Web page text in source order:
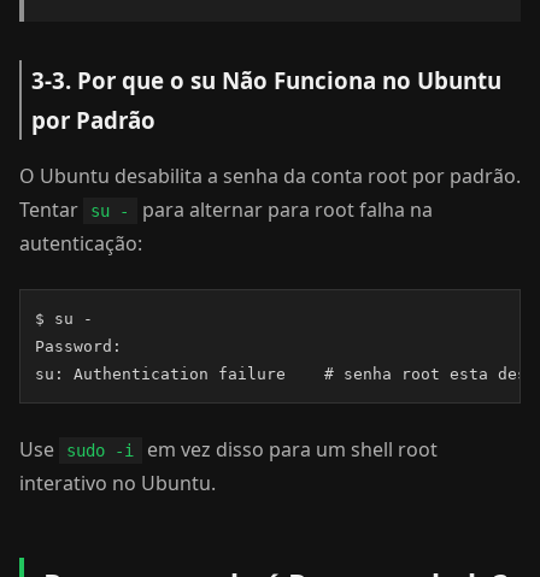
3-3. Por que o su Não Funciona no Ubuntu
por Padrão
O Ubuntu desabilita a senha da conta root por padrão.
Tentar
su -
para alternar para root falha na
autenticação:
$ su -
Password:
su: Authentication failure    # senha root esta
Use sudo -i
em vez disso para um shell root
interativo no Ubuntu.